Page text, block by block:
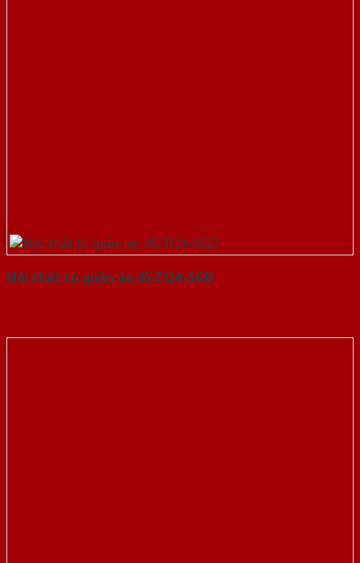
Nội thất tủ quần áo 45-TQA-SGD